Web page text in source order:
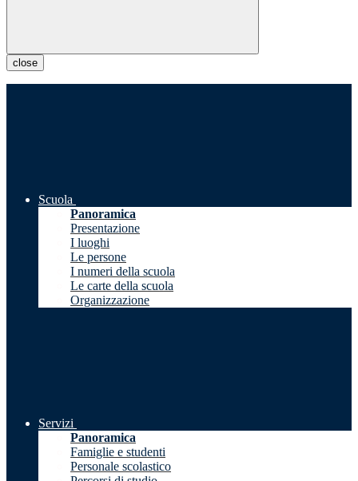
close
Scuola
Panoramica
Presentazione
I luoghi
Le persone
I numeri della scuola
Le carte della scuola
Organizzazione
Servizi
Panoramica
Famiglie e studenti
Personale scolastico